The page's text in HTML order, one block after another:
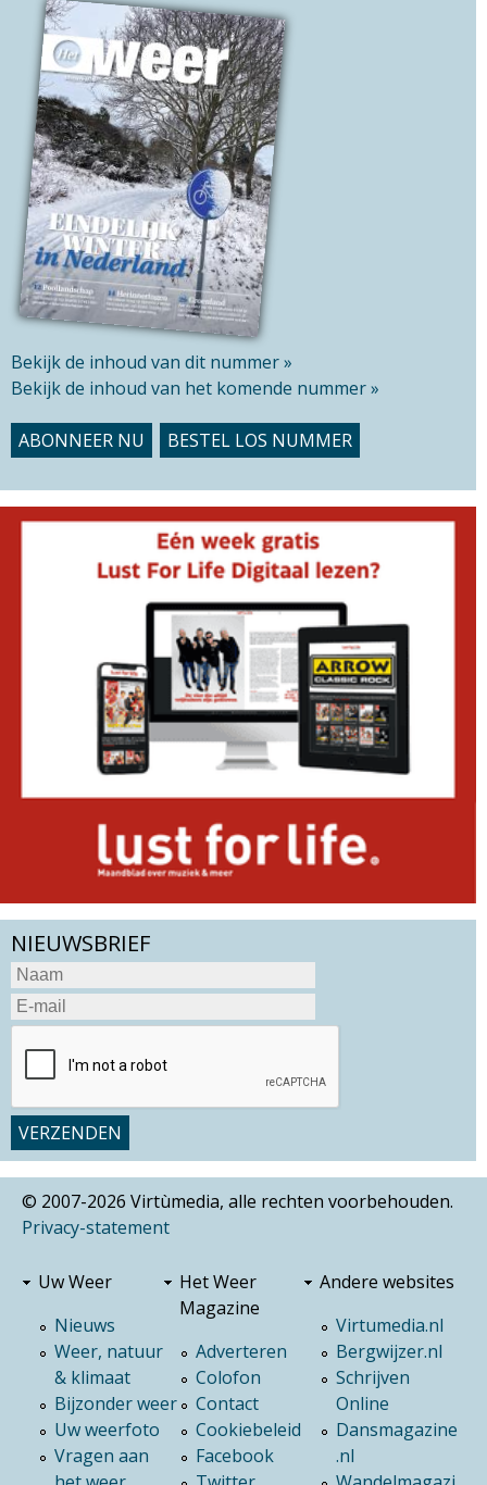
Bekijk de inhoud van dit nummer »
Bekijk de inhoud van het komende nummer »
ABONNEER NU BESTEL LOS NUMMER
NIEUWSBRIEF
© 2007-2026 Virtùmedia, alle rechten voorbehouden.
Privacy-statement
Uw Weer
Nieuws
Weer, natuur
& klimaat
Bijzonder weer
Uw weerfoto
Vragen aan
Het Weer
Magazine
Adverteren
Colofon
Contact
Cookiebeleid
Facebook
Andere websites
Virtumedia.nl
Bergwijzer.nl
Schrijven
Online
Dansmagazine
.nl